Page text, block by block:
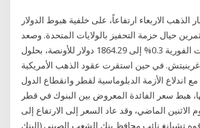
الاربعاء ارتفاعاً، على خلفية هبوط الدولار
حيال حزمة التحفيز بالولايات المتحدة. وصعد
الذهب في المعاملات الفورية 0.3% إلى 1864.29 دولار للأونصة، بحلول
بتوقيت غرينيتش. في حين استقرت عقود الذهب الأمريكية
الآجلة عند 1869.5 مع اندلاع الأزمة الدبلوماسية لقطر وانقطاع الدول
هبط سعر الفائدة المعروض بين البنوك في قطر
الاثنين الماضي، وقد عاد السعر إلى الارتفاع إلى
ليو قوه تشيانغ نائب محافظ بنك الشعب الصيني (البنك